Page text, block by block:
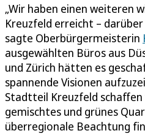
„Wir haben einen weiteren
Kreuzfeld erreicht –
sagte Oberbürgermeisterin
ausgewählten Büros aus
und Zürich hätten es
spannende Visionen
Stadtteil Kreuzfeld
gemischtes und grünes
überregionale Beachtung